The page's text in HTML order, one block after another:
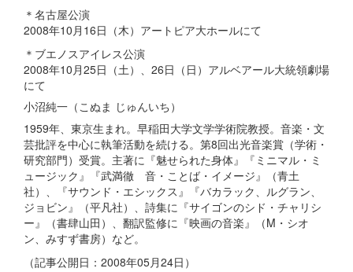
＊名古屋公演
2008年10月16日（木）アートピア大ホールにて
＊ブエノスアイレス公演
2008年10月25日（土）、26日（日）アルベアール大統領劇場
にて
小沼純一（こぬま じゅんいち）
1959年、東京生まれ。早稲田大学文学学術院教授。音楽・文
芸批評を中心に執筆活動を続ける。第8回出光音楽賞（学術・
研究部門）受賞。主著に『魅せられた身体』『ミニマル・ミ
ュージック』『武満徹 音・ことば・イメージ』（青土
社）、『サウンド・エシックス』『バカラック、ルグラン、
ジョビン』（平凡社）、詩集に『サイゴンのシド・チャリシ
ー』（書肆山田）、翻訳監修に『映画の音楽』（M・シオ
ン、みすず書房）など。
（記事公開日：2008年05月24日）